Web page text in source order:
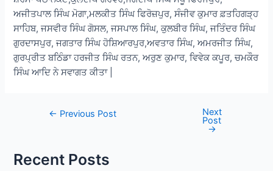
ਅਜੀਤਪਾਲ ਸਿੰਘ ਮੋਗਾ,ਮਲਕੀਤ ਸਿੰਘ ਫਿਰੋਜ਼ਪੁਰ, ਸੰਜੀਵ ਕੁਮਾਰ ਫ਼ਤਹਿਗੜ੍ਹ
ਸਾਹਿਬ, ਜਸਵੀਰ ਸਿੰਘ ਗੋਸਲ, ਜਸਪਾਲ ਸਿੰਘ, ਕੁਲਬੀਰ ਸਿੰਘ, ਜਤਿੰਦਰ ਸਿੰਘ
ਗੁਰਦਾਸਪੁਰ, ਜਗਤਾਰ ਸਿੰਘ ਹੋਸ਼ਿਆਰਪੁਰ,ਅਵਤਾਰ ਸਿੰਘ, ਅਮਰਜੀਤ ਸਿੰਘ,
ਗੁਰਪ੍ਰੀਤ ਬਠਿੰਡਾ ਹਰਜੀਤ ਸਿੰਘ ਰਤਨ, ਅਰੁਣ ਕੁਮਾਰ, ਵਿਵੇਕ ਕਪੂਰ, ਚਮਕੌਰ
ਸਿੰਘ ਆਦਿ ਨੇ ਸਵਾਗਤ ਕੀਤਾ |
Post← Previous Post Next
Post
→
Recent Posts